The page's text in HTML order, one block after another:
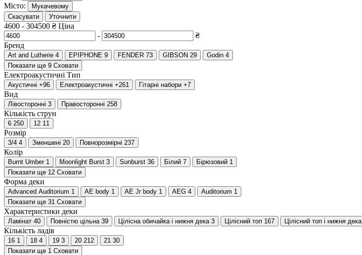
Місто:
Мукачевому
Скасувати
Уточнити
4600 - 304500 ₴ Ціна
-
₴
Бренд
Art and Lutherie 4 EPIPHONE 9 FENDER 73 GIBSON 29 Godin 4
Показати ще 9 Сховати
Електроакустичні Тип
Акустичні +96 Електроакустичні +261 Гітарні набори +7
Вид
Лівосторонні 3 Правосторонні 258
Кількість струн
6 250 12 11
Розмір
3/4 4 Зменшені 20 Повнорозмірні 237
Колір
Burnt Umber 1 Moonlight Burst 3 Sunburst 36 Білий 7 Бірюзовий 1
Показати ще 12 Сховати
Форма деки
Advanced Auditorium 1 AE body 1 AE Jr body 1 AEG 4 Auditorium 1
Показати ще 31 Сховати
Характеристики деки
Ламінат 40 Повністю цільна 39 Цілісна обичайка і нижня дека 3 Цілісний топ 167 Цілісний топ і нижня дека
Кількість ладів
16 1 18 4 19 3 20 212 21 30
Показати ще 1 Сховати